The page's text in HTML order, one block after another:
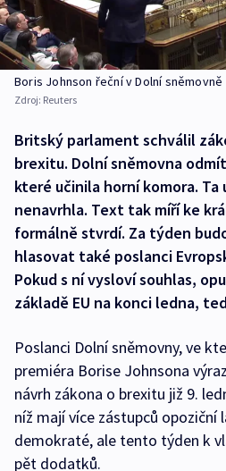
Boris Johnson řeční v Dolní sněmovně
Zdroj: Reuters
Britský parlament schválil
brexitu. Dolní sněmovna
které učinila horní komora.
nenavrhla. Text tak míří ke
formálně stvrdí. Za týden
hlasovat také poslanci
Pokud s ní vysloví souhlas,
základě EU na konci ledna,
Poslanci Dolní sněmovny, ve
premiéra Borise Johnsona
návrh zákona o brexitu již 9.
níž mají více zástupců opoziční
demokraté, ale tento týden k
pět dodatků.